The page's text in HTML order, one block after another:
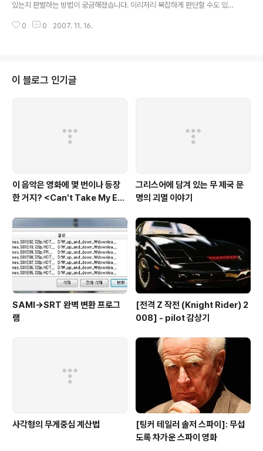
있는지 판별하는 방법이 궁금해졌습니다. 이리저리 복잡하게 판단할 수도 있겠
w.mathlove.org/pds/mathqa/faq/geometry/geometry49.html 에서
역 2. 직선 BC에 의해서 나뉘어 지는 두 영역 중에서 점 A가 속한 영역 3. 직선
CA에 의해서 나뉘..
0 0 2007. 11. 16.
이 블로그 인기글
이 음악은 영화에 몇 번이나 등장
한 거지? <Can't Take My Eye
그리스어에 담겨 있는 무 제국 문
명의 괴멸 이야기
SAMI→SRT 완벽 변환 프로그
램
[전격 Z 작전 (Knight Rider) 2
008] - pilot 감상기
사각형의 무게중심 계산법
[팅커 테일러 솔저 스파이]: 무섭
도록 차가운 스파이 영화